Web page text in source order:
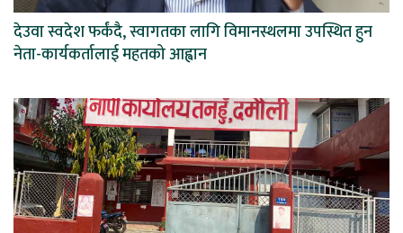
देउवा स्वदेश फर्कंदै, स्वागतका लागि विमानस्थलमा उपस्थित हुन
नेता-कार्यकर्तालाई महतको आह्वान